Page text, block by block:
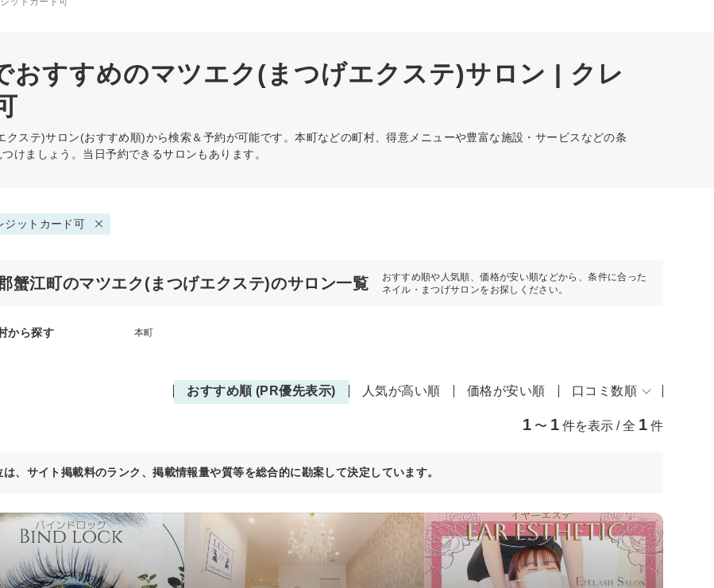
おすすめのマツエク(まつげエクステ)サロン | クレ
クステ)サロン(おすすめ順)から検索＆予約が可能です。本町などの町村、得意メニューや豊富な施設・サービスなどの条
けましょう。当日予約できるサロンもあります。
ジットカード可
蟹江町のマツエク(まつげエクステ)のサロン一覧
おすすめ順や人気順、価格が安い順などから、条件に合った
ネイル・まつげサロンをお探しください。
から探す 本町
おすすめ順 (PR優先表示) 人気が高い順 価格が安い順 口コミ数順
1 〜 1 件を表示 / 全 1 件
は、サイト掲載料のランク、掲載情報量や質等を総合的に勘案して決定しています。